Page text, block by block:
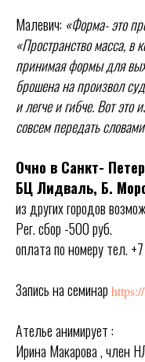
Малевич: «Форма- это
«Пространство масса, в
принимая формы для
брошена на произвол
и легче и гибче. Вот это
совсем передать
Очно в Санкт-
БЦ Лидваль, Б.
из других городов
Рег. сбор -500 руб.
оплата по номеру тел.
Запись на семинар
Ателье анимирует :
Ирина Макарова , член